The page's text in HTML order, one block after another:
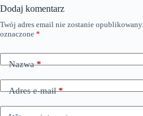
Dodaj komentarz
Twój adres email nie zostanie opublikowany.
oznaczone *
Nazwa*
Adres e-mail*